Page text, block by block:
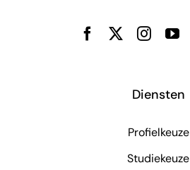
Diensten
Profielkeuze
Studiekeuze